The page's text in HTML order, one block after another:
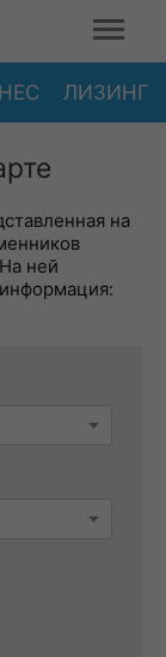
ЛИЗИНГ
на
ней